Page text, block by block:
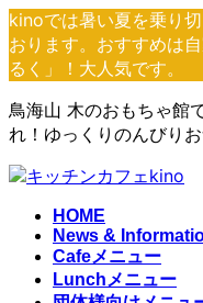
コ
ン
テ
ツ
へ
ス
キ
ナ
ビ
ゲ
シ
ョ
ン
に
kinoでは暑い夏を乗り
おります。おすすめは
るく」！大人気です。
鳥海山 木のおもちゃ館
れ！ゆっくりのんびり
HOME
News &
Cafeメニュー
Lunchメニュー